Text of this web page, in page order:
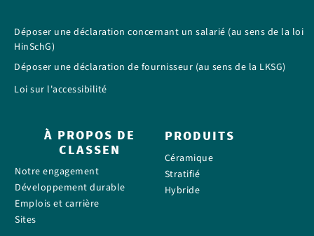
Déposer une déclaration concernant un salarié (au sens de la loi
HinSchG)
Déposer une déclaration de fournisseur (au sens de la LKSG)
Loi sur l'accessibilité
À PROPOS DE
CLASSEN
Notre engagement
Développement durable
Emplois et carrière
Sites
PRODUITS
Céramique
Stratifié
Hybride